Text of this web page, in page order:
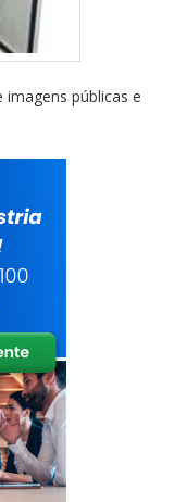
públicas e